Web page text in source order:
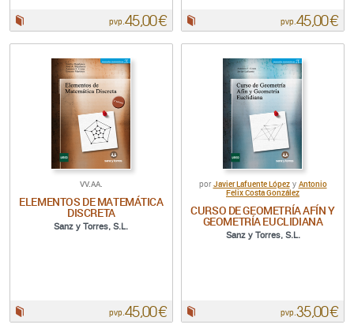
pvp.45,00 € pvp.45,00 €
VV.AA.
ELEMENTOS DE MATEMÁTICA
DISCRETA
Sanz y Torres, S.L.
pvp.45,00 €
por Javier Lafuente Lópezy Antonio
Felix Costa González
CURSO DE GEOMETRÍA AFÍN Y
GEOMETRÍA EUCLIDIANA
Sanz y Torres, S.L.
pvp.35,00 €